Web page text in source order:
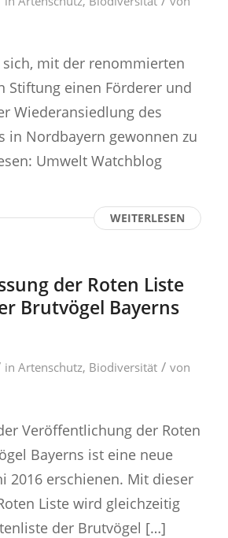
sich, mit der renommierten
Stiftung einen Förderer und
Wiederansiedlung des
in Nordbayern gewonnen zu
Umwelt Watchblog
WEITERLESEN
der Roten Liste
Brutvögel Bayerns
in Artenschutz, Biodiversität / von
Veröffentlichung der Roten
Bayerns ist eine neue
2016 erschienen. Mit dieser
Liste wird gleichzeitig
der Brutvögel […]